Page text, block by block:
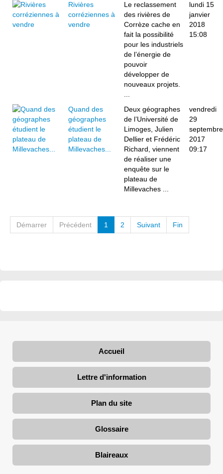
Rivières
corréziennes à
vendre
Le reclassement
des rivières de
Corrèze cache en
fait la possibilité
pour les industriels
de l’énergie de
pouvoir
développer de
nouveaux projets.
lundi 15
janvier
2018
15:08
Quand des
géographes
étudient le
plateau de
Millevaches...
Deux géographes
de l’Université de
Limoges, Julien
Dellier et Frédéric
Richard, viennent
de réaliser une
enquête sur le
plateau de
Millevaches ...
vendredi
29
septembre
2017
09:17
Démarrer Précédent 1 2 Suivant Fin
Accueil
Lettre d'information
Plan du site
Glossaire
Blaireaux